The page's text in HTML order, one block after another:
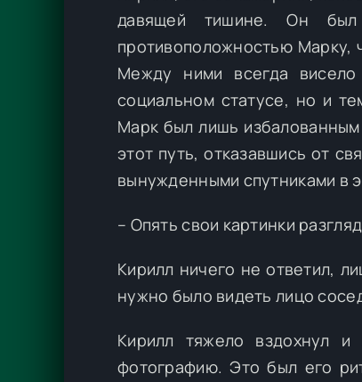
давящей тишине. Он был
противоположностью Марку,
Между ними всегда
социальном статусе, но и
Марк был лишь
этот путь, отказавшись от
вынужденными спутниками в
– Опять свои картинки
Кирилл ничего не ответил,
нужно было видеть лицо
Кирилл тяжело вздохнул
фотографию. Это был его